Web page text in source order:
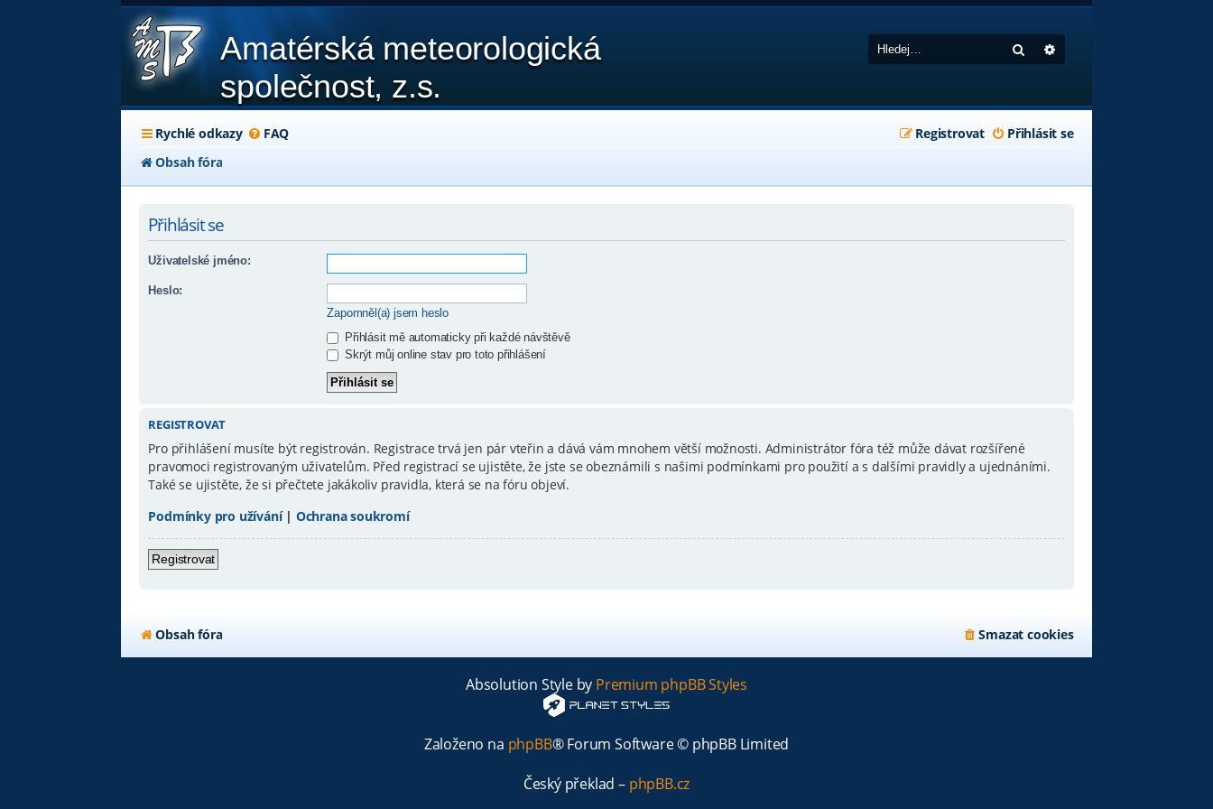
Amatérská meteorologická
společnost, z.s.
Hledat
Rychlé odkazy FAQ Přihlásit se
Registrovat
Obsah fóra
Přihlásit se
Uživatelské jméno:
Heslo:
Zapomněl(a) jsem heslo
Přihlásit mě automaticky při každé návštěvě
Skrýt můj online stav pro toto přihlášení
REGISTROVAT
Pro přihlášení musíte být registrován. Registrace trvá jen pár vteřin a dává vám mnohem větší možnosti. Administrátor fóra též může dávat rozšířené
pravomoci registrovaným uživatelům. Před registrací se ujistěte, že jste se obeznámili s našimi podmínkami pro použití a s dalšími pravidly a ujednáními.
Také se ujistěte, že si přečtete jakákoliv pravidla, která se na fóru objeví.
Podmínky pro užívání| Ochrana soukromí
Registrovat
Obsah fóra Smazat cookies
Absolution Style by Premium phpBB Styles
Založeno na phpBB® Forum Software © phpBB Limited
Český překlad – phpBB.cz